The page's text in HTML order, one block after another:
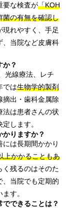
要な検査が「KOH
菌の有無を確認し
現れやすく、手足
、当院など皮膚科
か？
光線療法、レチ
では生物学的製剤
摘出・歯科金属除
法は患者さんの状
します。
りますか？
は長期間かかり
上かかることもあ
く残るのはそのた
、当院でも定期的
す。
できることは？